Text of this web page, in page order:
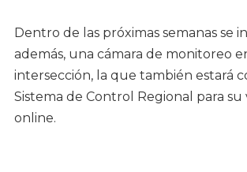
Dentro de las próximas semanas se
además, una cámara de monitoreo
intersección, la que también estará
Sistema de Control Regional para su
online.